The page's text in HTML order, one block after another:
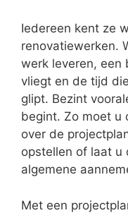
Iedereen kent ze
renovatiewerken.
werk leveren, een
vliegt en de tijd
glipt. Bezint
begint. Zo moet u
over de
opstellen of laat u
algemene
Met een